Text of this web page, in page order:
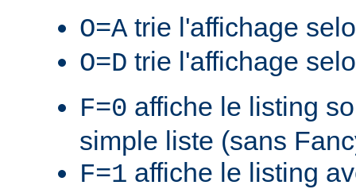
O=A trie l'affichage
O=D trie l'affichage
F=0 affiche le listing
simple liste (sans
F=1 affiche le listing